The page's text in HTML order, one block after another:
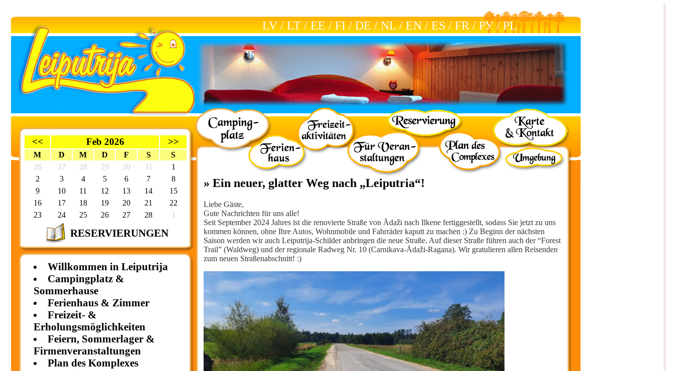
LV / LT / EE / FI / DE / NL / EN / ES / FR / РУ/РL
<< Feb 2026 >>
M D M D F S
S
26
27 28 29 30 31
1
2
3 4 5 6 7
8
9
10 11 12 13 14
15
16
17 18 19 20 21
22
23
24 25 26 27 28 1
RESERVIERUNGEN
Willkommen in Leiputrija
Campingplatz &
Sommerhause
Ferienhaus & Zimmer
Freizeit- &
Erholungsmöglichkeiten
Feiern, Sommerlager &
Firmenveranstaltungen
Plan des Komplexes
» Ein neuer, glatter Weg nach „Leiputria“!
Liebe Gäste,
Gute Nachrichten für uns alle!
Seit September 2024 Jahres ist die renovierte Straße von Ādaži nach Ilkene fertiggestellt, sodass Sie jetzt zu uns
kommen können, ohne Ihre Autos, Wohnmobile und Fahrräder kaputt zu machen :) Zu Beginn der nächsten
Saison werden wir auch Leiputrija-Schilder anbringen die neue Straße. Auf dieser Straße führen auch der “Forest
Trail” (Waldweg) und der regionale Radweg Nr. 10 (Carnikava-Ādaži-Ragana). Wir gratulieren allen Reisenden
zum neuen Straßenabschnitt! :)